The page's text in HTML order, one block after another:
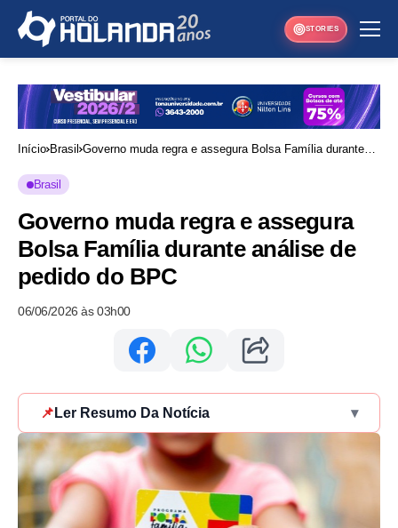
STORIES
Início Brasil Governo muda regra e assegura Bolsa Família durante
Brasil
Governo muda regra e assegura
Bolsa Família durante análise de
pedido do BPC
06/06/2026 às 03h00
📌 Ler Resumo Da Notícia ▾